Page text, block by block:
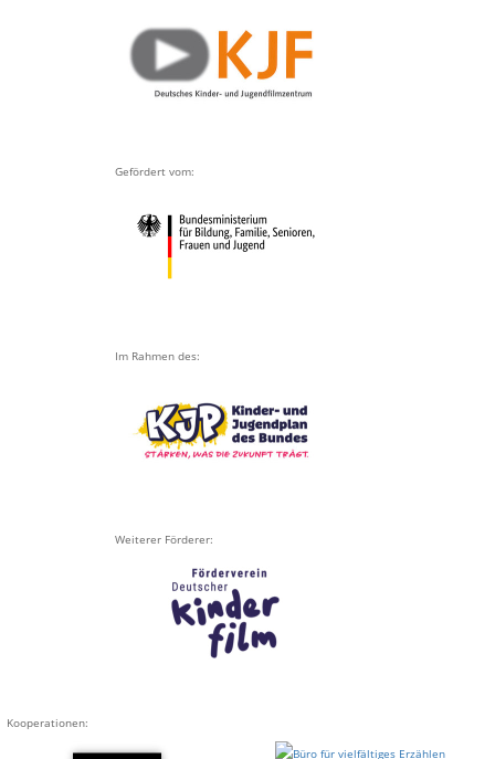
Gefördert vom:
Im Rahmen des:
Weiterer Förderer:
Kooperationen: